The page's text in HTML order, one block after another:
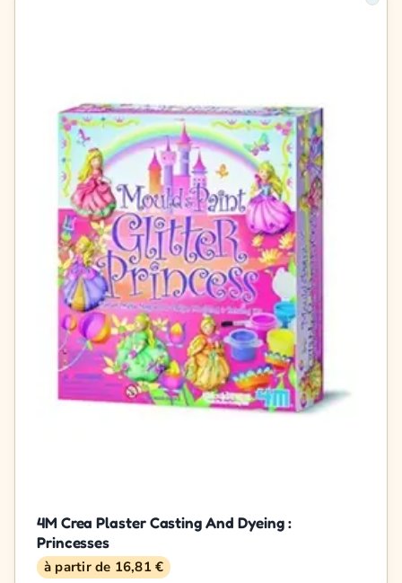
4M Crea Plaster Casting And Dyeing :
Princesses
à partir de 16,81 €